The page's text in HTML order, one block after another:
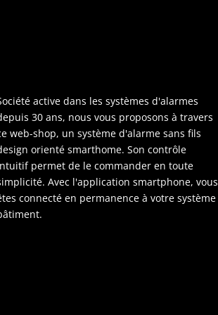
active dans les systèmes d'alarmes
30 ans, nous vous proposons à travers
web-shop, un système d'alarme sans fils
orienté smarthome. Son contrôle
permet de le commander en toute
Avec l'application smartphone, vous
connecté en permanence à votre système